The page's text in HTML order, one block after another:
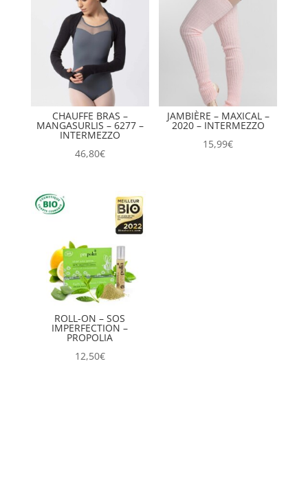
CHAUFFE BRAS –
MANGASURLIS – 6277 –
INTERMEZZO
46,80€
JAMBIÈRE – MAXICAL –
2020 – INTERMEZZO
15,99€
ROLL-ON – SOS
IMPERFECTION –
PROPOLIA
12,50€